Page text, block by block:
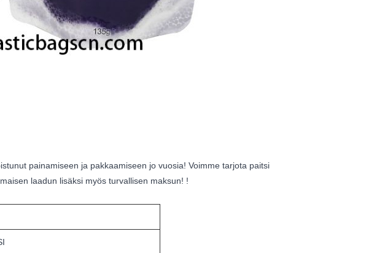
painamiseen ja pakkaamiseen jo vuosia! Voimme tarjota paitsi
laadun lisäksi myös turvallisen maksun! !